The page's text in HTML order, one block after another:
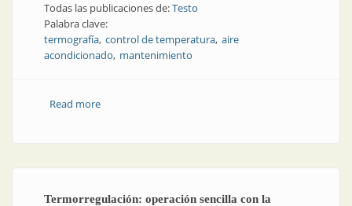
Todas las publicaciones de:Testo
Palabra clave:
termografía control de temperatura aire
acondicionado mantenimiento
Read moreabout Mediciones en tecnología de refrigeración
Termorregulación: operación sencilla con la